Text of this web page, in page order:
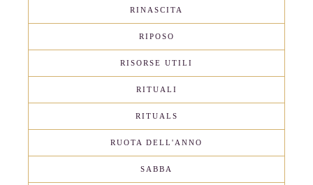
RINASCITA
RIPOSO
RISORSE UTILI
RITUALI
RITUALS
RUOTA DELL'ANNO
SABBA